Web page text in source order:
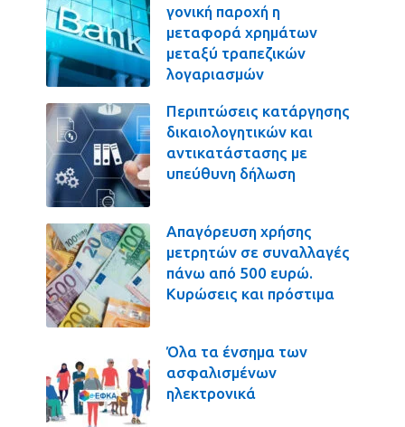
γονική παροχή η
μεταφορά χρημάτων
μεταξύ τραπεζικών
λογαριασμών
Περιπτώσεις κατάργησης
δικαιολογητικών και
αντικατάστασης με
υπεύθυνη δήλωση
Απαγόρευση χρήσης
μετρητών σε συναλλαγές
πάνω από 500 ευρώ.
Κυρώσεις και πρόστιμα
Όλα τα ένσημα των
ασφαλισμένων
ηλεκτρονικά